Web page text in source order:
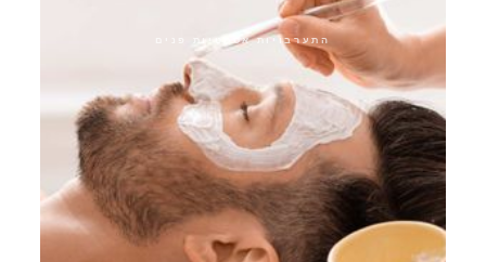
התערבויות אסתטיות פנים